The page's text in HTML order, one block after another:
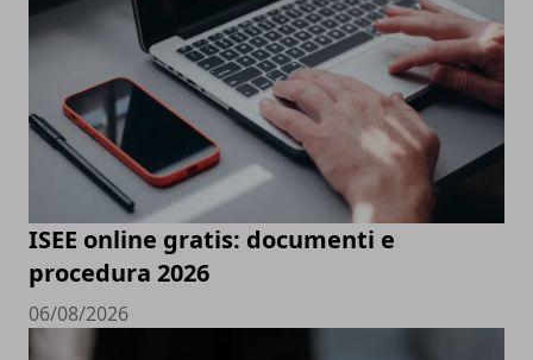
ISEE online gratis: documenti e
procedura 2026
06/08/2026